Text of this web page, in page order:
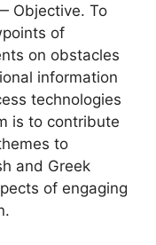
Objective. To
of
on obstacles
information
technologies
is to contribute
to
and Greek
of engaging